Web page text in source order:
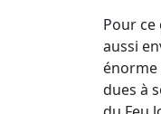
Pour ce
aussi
énorme
dues à